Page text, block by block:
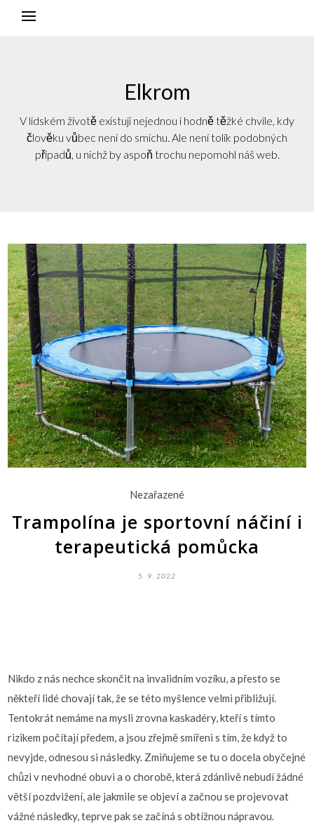
Elkrom
V lidském životě existují nejednou i hodně těžké chvíle, kdy
člověku vůbec není do smíchu. Ale není tolik podobných
případů, u nichž by aspoň trochu nepomohl náš web.
Nezařazené
Trampolína je sportovní náčiní i
terapeutická pomůcka
5. 9. 2022
Nikdo z nás nechce skončit na invalidním vozíku, a přesto se
někteří lidé chovají tak, že se této myšlence velmi přibližují.
Tentokrát nemáme na mysli zrovna kaskadéry, kteří s tímto
rizikem počítají předem, a jsou zřejmě smířeni s tím, že když to
nevyjde, odnesou si následky. Zmiňujeme se tu o docela obyčejné
chůzi v nevhodné obuvi a o chorobě, která zdánlivě nebudí žádné
větší pozdvižení, ale jakmile se objeví a začnou se projevovat
vážné následky, teprve pak se začíná s obtížnou nápravou.